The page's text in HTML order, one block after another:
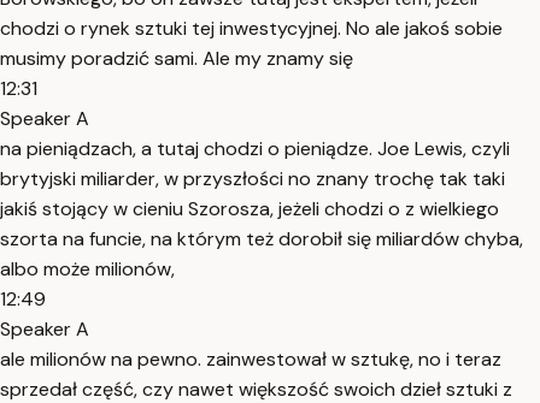
chodzi o rynek sztuki tej inwestycyjnej. No ale jakoś sobie
musimy poradzić sami. Ale my znamy się
12:31
Speaker A
na pieniądzach, a tutaj chodzi o pieniądze. Joe Lewis, czyli
brytyjski miliarder, w przyszłości no znany trochę tak taki
jakiś stojący w cieniu Szorosza, jeżeli chodzi o z wielkiego
szorta na funcie, na którym też dorobił się miliardów chyba,
albo może milionów,
12:49
Speaker A
ale milionów na pewno. zainwestował w sztukę, no i teraz
sprzedał część, czy nawet większość swoich dzieł sztuki z